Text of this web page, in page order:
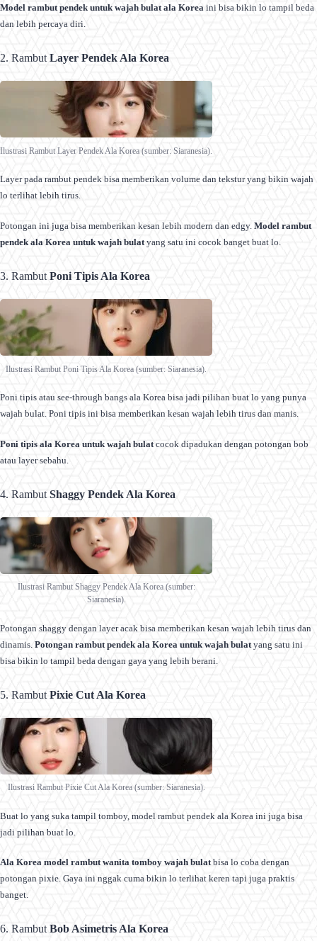
Model rambut pendek untuk wajah bulat ala Korea ini bisa bikin lo tampil beda
dan lebih percaya diri.
2. Rambut Layer Pendek Ala Korea
Ilustrasi Rambut Layer Pendek Ala Korea (sumber: Siaranesia).
Layer pada rambut pendek bisa memberikan volume dan tekstur yang bikin wajah
lo terlihat lebih tirus.
Potongan ini juga bisa memberikan kesan lebih modern dan edgy. Model rambut
pendek ala Korea untuk wajah bulat yang satu ini cocok banget buat lo.
3. Rambut Poni Tipis Ala Korea
Ilustrasi Rambut Poni Tipis Ala Korea (sumber: Siaranesia).
Poni tipis atau see-through bangs ala Korea bisa jadi pilihan buat lo yang punya
wajah bulat. Poni tipis ini bisa memberikan kesan wajah lebih tirus dan manis.
Poni tipis ala Korea untuk wajah bulat cocok dipadukan dengan potongan bob
atau layer sebahu.
4. Rambut Shaggy Pendek Ala Korea
Ilustrasi Rambut Shaggy Pendek Ala Korea (sumber:
Siaranesia).
Potongan shaggy dengan layer acak bisa memberikan kesan wajah lebih tirus dan
dinamis. Potongan rambut pendek ala Korea untuk wajah bulat yang satu ini
bisa bikin lo tampil beda dengan gaya yang lebih berani.
5. Rambut Pixie Cut Ala Korea
Ilustrasi Rambut Pixie Cut Ala Korea (sumber: Siaranesia).
Buat lo yang suka tampil tomboy, model rambut pendek ala Korea ini juga bisa
jadi pilihan buat lo.
Ala Korea model rambut wanita tomboy wajah bulatbisa lo coba dengan
potongan pixie. Gaya ini nggak cuma bikin lo terlihat keren tapi juga praktis
banget.
6. RambutBob Asimetris Ala Korea